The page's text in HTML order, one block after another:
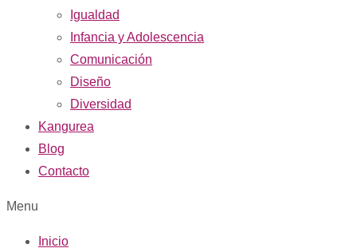
Igualdad
Infancia y Adolescencia
Comunicación
Diseño
Diversidad
Kangurea
Blog
Contacto
Menu
Inicio